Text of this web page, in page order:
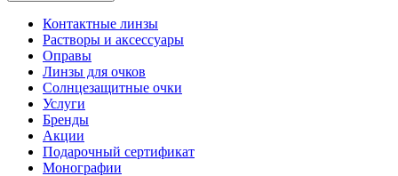
Контактные линзы
Растворы и аксессуары
Оправы
Линзы для очков
Солнцезащитные очки
Услуги
Бренды
Акции
Подарочный сертификат
Монографии